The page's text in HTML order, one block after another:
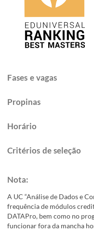
Fases e vagas
Propinas​​
Horário​​
Critérios de s​eleção​​​​
Nota: ​
A UC “Análise de Dados e
frequência de módulos
DATAPro, bem como no
funcionar fora da mancha